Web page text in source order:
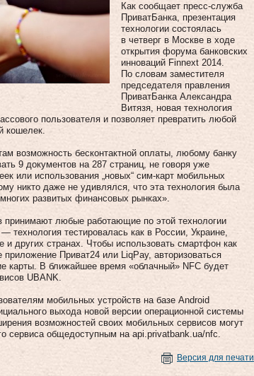
Как сообщает пресс-служба
ПриватБанка, презентация
технологии состоялась
в четверг в Москве в ходе
открытия форума банковских
инноваций Finnext 2014.
По словам заместителя
председателя правления
ПриватБанка Александра
Витязя, новая технология
пользователя и позволяет превратить любой
кошелек.
возможность бесконтактной оплаты, любому банку
9 документов на 287 страниц, не говоря уже
или использования „новых“ сим-карт мобильных
никто даже не удивлялся, что эта технология была
развитых финансовых рынках».
любые работающие по этой технологии
технология тестировалась как в России, Украине,
других странах. Чтобы использовать смартфон как
Приват24 или LiqPay, авторизоваться
карты. В ближайшее время «облачный» NFC будет
UBANK.
мобильных устройств на базе Android
выхода новой версии операционной системы
возможностей своих мобильных сервисов могут
сервиса общедоступным на api.privatbank.ua/nfc.
Версия для печати